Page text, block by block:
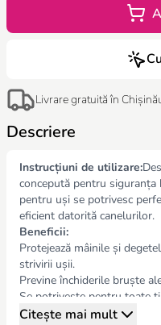
Livrare gratuită în
Descriere
Instrucțiuni de utilizare:
concepută pentru
pentru uși se potrivesc
eficient datorită canelurilor.
Beneficii:
Protejează mâinile și
strivirii ușii.
Previne închiderile bruște
Se potrivește pentru toate
Citește mai mult